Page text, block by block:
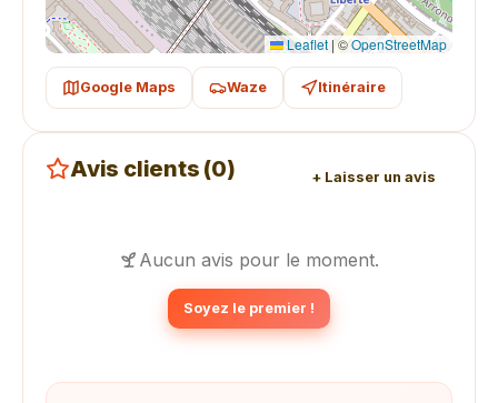
Leaflet |©OpenStreetMap
Google Maps Waze Itinéraire
Avis clients (0) + Laisser un avis
Aucun avis pour le moment.
Soyez le premier !